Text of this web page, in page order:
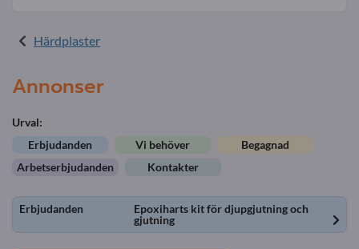
Härdplaster
Annonser
Urval:
Erbjudanden
Vi behöver
Begagnad
Arbetserbjudanden
Kontakter
Erbjudanden
Epoxiharts kit för djupgjutning och
gjutning